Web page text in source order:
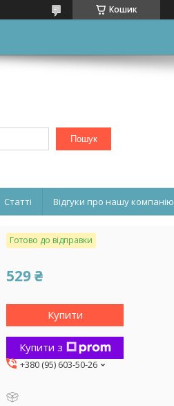
Кошик
Пошук
Статті Відгуки про нашу компанію
Готово до відправки
529 ₴
Купити
Купити з
+380 (95) 603-50-26